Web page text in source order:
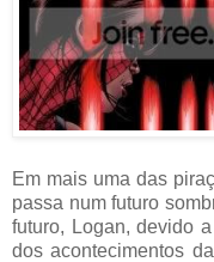
Em mais uma das
passa num futuro
futuro, Logan, devido
dos acontecimentos